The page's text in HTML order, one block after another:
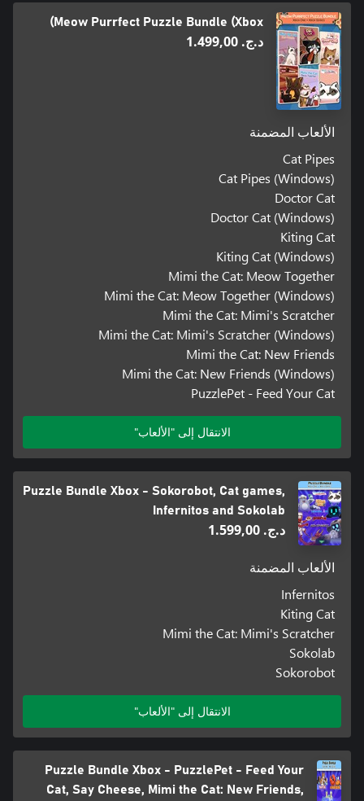
Meow Purrfect Puzzle Bundle (Xbox)
د.ج.‏ 1.499,00
الألعاب المضمنة
Cat Pipes
Cat Pipes (Windows)
Doctor Cat
Doctor Cat (Windows)
Kiting Cat
Kiting Cat (Windows)
Mimi the Cat: Meow Together
Mimi the Cat: Meow Together (Windows)
Mimi the Cat: Mimi's Scratcher
Mimi the Cat: Mimi's Scratcher (Windows)
Mimi the Cat: New Friends
Mimi the Cat: New Friends (Windows)
PuzzlePet - Feed Your Cat
الانتقال إلى "الألعاب"
Puzzle Bundle Xbox - Sokorobot, Cat games,
Infernitos and Sokolab
د.ج.‏ 1.599,00
الألعاب المضمنة
Infernitos
Kiting Cat
Mimi the Cat: Mimi's Scratcher
Sokolab
Sokorobot
الانتقال إلى "الألعاب"
Puzzle Bundle Xbox - PuzzlePet - Feed Your
Cat, Say Cheese, Mimi the Cat: New Friends,